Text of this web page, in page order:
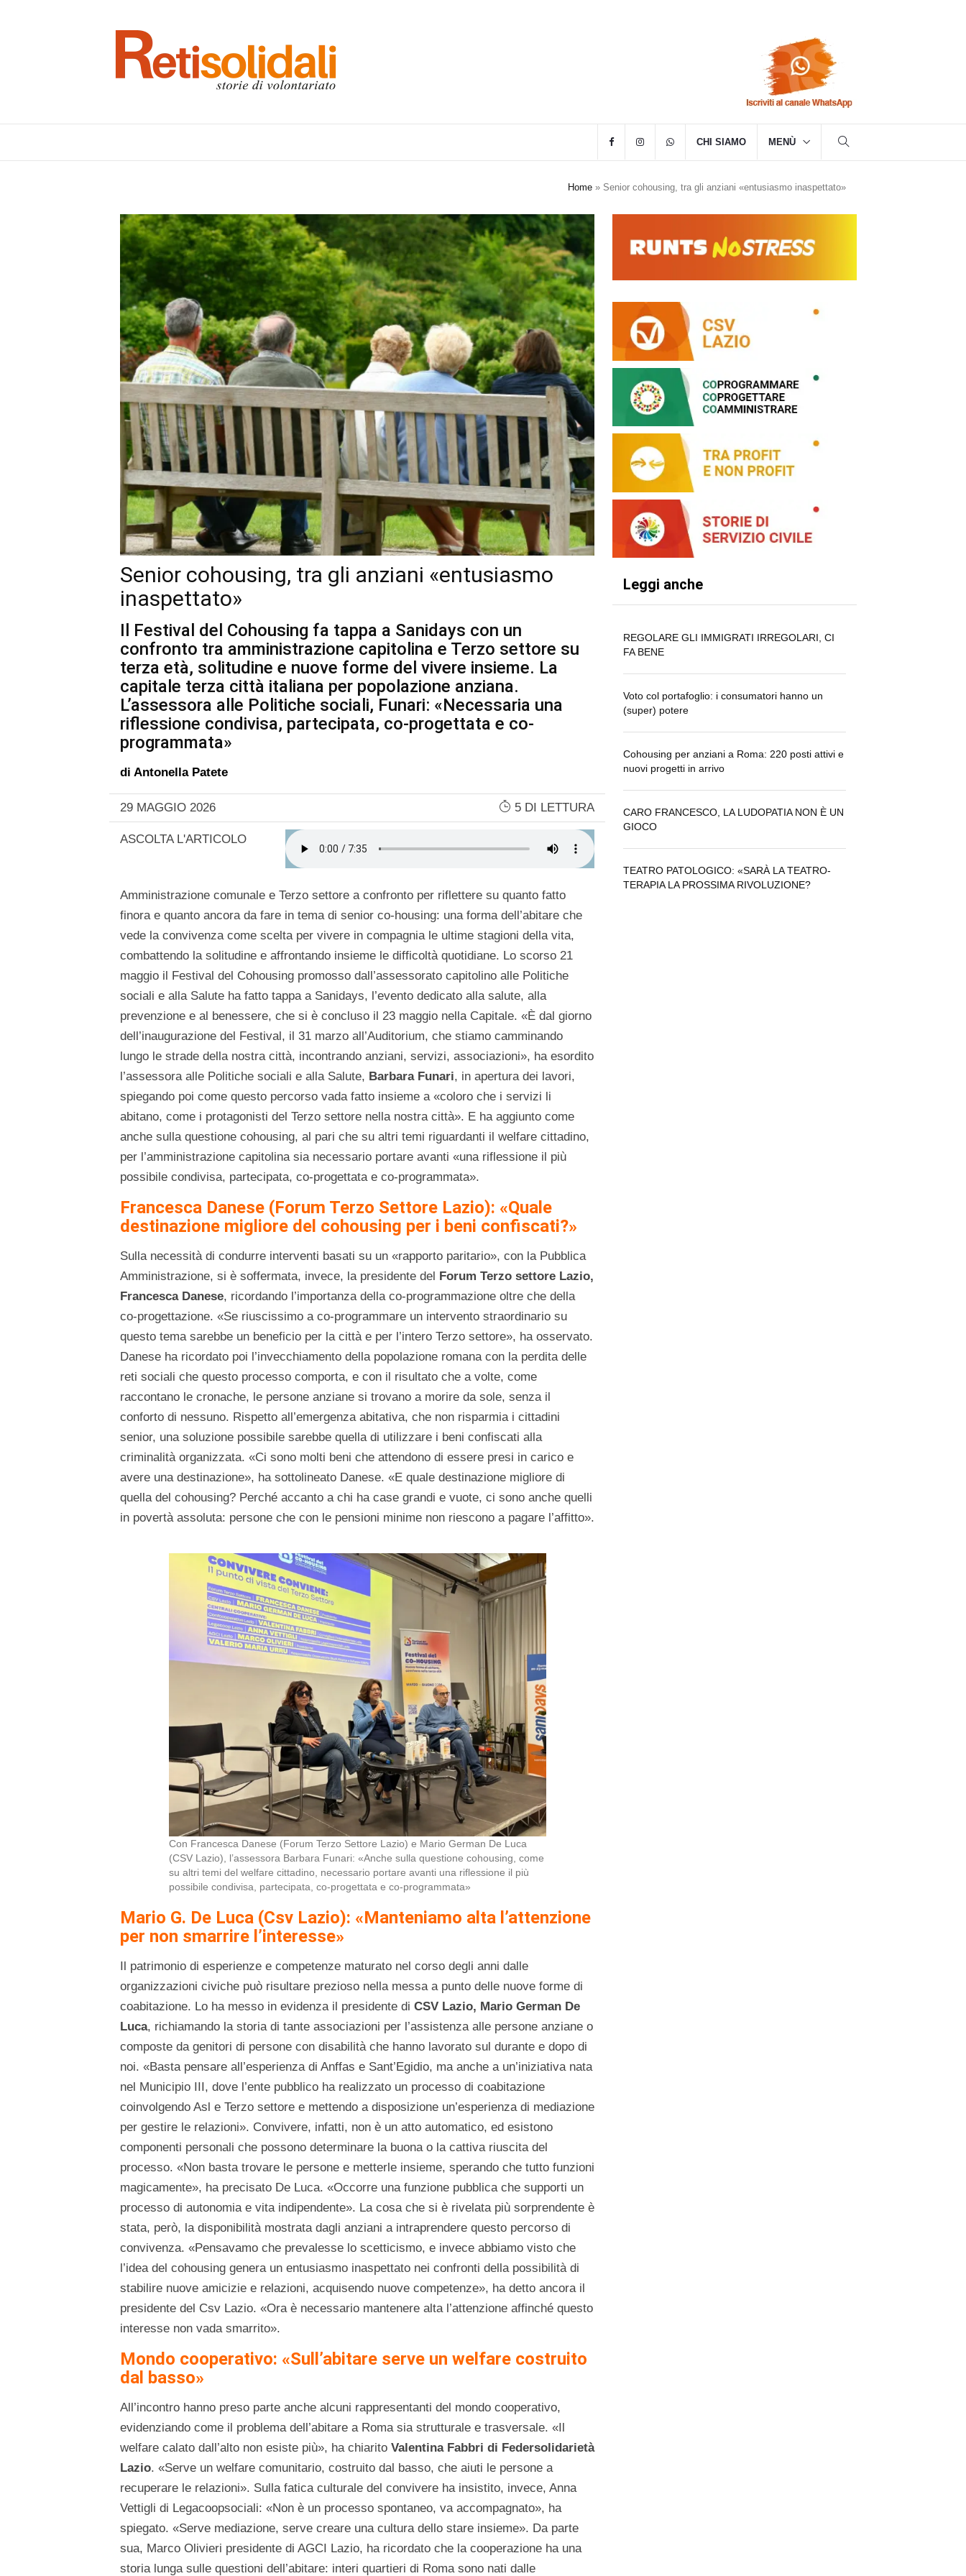
CHI SIAMO MENÙ
Home » Senior cohousing, tra gli anziani «entusiasmo inaspettato»
Senior cohousing, tra gli anziani «entusiasmo
inaspettato»
Il Festival del Cohousing fa tappa a Sanidays con un
confronto tra amministrazione capitolina e Terzo settore su
terza età, solitudine e nuove forme del vivere insieme. La
capitale terza città italiana per popolazione anziana.
L’assessora alle Politiche sociali, Funari: «Necessaria una
riflessione condivisa, partecipata, co-progettata e co-
programmata»
di Antonella Patete
29 MAGGIO 2026 5 DI LETTURA
ASCOLTA L'ARTICOLO
Amministrazione comunale e Terzo settore a confronto per riflettere su quanto fatto
finora e quanto ancora da fare in tema di senior co-housing: una forma dell’abitare che
vede la convivenza come scelta per vivere in compagnia le ultime stagioni della vita,
combattendo la solitudine e affrontando insieme le difficoltà quotidiane. Lo scorso 21
maggio il Festival del Cohousing promosso dall’assessorato capitolino alle Politiche
sociali e alla Salute ha fatto tappa a Sanidays, l’evento dedicato alla salute, alla
prevenzione e al benessere, che si è concluso il 23 maggio nella Capitale. «È dal giorno
dell’inaugurazione del Festival, il 31 marzo all’Auditorium, che stiamo camminando
lungo le strade della nostra città, incontrando anziani, servizi, associazioni», ha esordito
l’assessora alle Politiche sociali e alla Salute, Barbara Funari, in apertura dei lavori,
spiegando poi come questo percorso vada fatto insieme a «coloro che i servizi li
abitano, come i protagonisti del Terzo settore nella nostra città». E ha aggiunto come
anche sulla questione cohousing, al pari che su altri temi riguardanti il welfare cittadino,
per l’amministrazione capitolina sia necessario portare avanti «una riflessione il più
possibile condivisa, partecipata, co-progettata e co-programmata».
Francesca Danese (Forum Terzo Settore Lazio): «Quale
destinazione migliore del cohousing per i beni confiscati?»
Sulla necessità di condurre interventi basati su un «rapporto paritario», con la Pubblica
Amministrazione, si è soffermata, invece, la presidente del Forum Terzo settore Lazio,
Francesca Danese, ricordando l’importanza della co-programmazione oltre che della
co-progettazione. «Se riuscissimo a co-programmare un intervento straordinario su
questo tema sarebbe un beneficio per la città e per l’intero Terzo settore», ha osservato.
Danese ha ricordato poi l’invecchiamento della popolazione romana con la perdita delle
reti sociali che questo processo comporta, e con il risultato che a volte, come
raccontano le cronache, le persone anziane si trovano a morire da sole, senza il
conforto di nessuno. Rispetto all’emergenza abitativa, che non risparmia i cittadini
senior, una soluzione possibile sarebbe quella di utilizzare i beni confiscati alla
criminalità organizzata. «Ci sono molti beni che attendono di essere presi in carico e
avere una destinazione», ha sottolineato Danese. «E quale destinazione migliore di
quella del cohousing? Perché accanto a chi ha case grandi e vuote, ci sono anche quelli
in povertà assoluta: persone che con le pensioni minime non riescono a pagare l’affitto».
Con Francesca Danese (Forum Terzo Settore Lazio) e Mario German De Luca
(CSV Lazio), l’assessora Barbara Funari: «Anche sulla questione cohousing, come
su altri temi del welfare cittadino, necessario portare avanti una riflessione il più
possibile condivisa, partecipata, co-progettata e co-programmata»
Mario G. De Luca (Csv Lazio): «Manteniamo alta l’attenzione
per non smarrire l’interesse»
Il patrimonio di esperienze e competenze maturato nel corso degli anni dalle
organizzazioni civiche può risultare prezioso nella messa a punto delle nuove forme di
coabitazione. Lo ha messo in evidenza il presidente di CSV Lazio, Mario German De
Luca, richiamando la storia di tante associazioni per l’assistenza alle persone anziane o
composte da genitori di persone con disabilità che hanno lavorato sul durante e dopo di
noi. «Basta pensare all’esperienza di Anffas e Sant’Egidio, ma anche a un’iniziativa nata
nel Municipio III, dove l’ente pubblico ha realizzato un processo di coabitazione
coinvolgendo Asl e Terzo settore e mettendo a disposizione un’esperienza di mediazione
per gestire le relazioni». Convivere, infatti, non è un atto automatico, ed esistono
componenti personali che possono determinare la buona o la cattiva riuscita del
processo. «Non basta trovare le persone e metterle insieme, sperando che tutto funzioni
magicamente», ha precisato De Luca. «Occorre una funzione pubblica che supporti un
processo di autonomia e vita indipendente». La cosa che si è rivelata più sorprendente è
stata, però, la disponibilità mostrata dagli anziani a intraprendere questo percorso di
convivenza. «Pensavamo che prevalesse lo scetticismo, e invece abbiamo visto che
l’idea del cohousing genera un entusiasmo inaspettato nei confronti della possibilità di
stabilire nuove amicizie e relazioni, acquisendo nuove competenze», ha detto ancora il
presidente del Csv Lazio. «Ora è necessario mantenere alta l’attenzione affinché questo
interesse non vada smarrito».
Mondo cooperativo: «Sull’abitare serve un welfare costruito
dal basso»
All’incontro hanno preso parte anche alcuni rappresentanti del mondo cooperativo,
evidenziando come il problema dell’abitare a Roma sia strutturale e trasversale. «Il
welfare calato dall’alto non esiste più», ha chiarito Valentina Fabbri di Federsolidarietà
Lazio. «Serve un welfare comunitario, costruito dal basso, che aiuti le persone a
recuperare le relazioni». Sulla fatica culturale del convivere ha insistito, invece, Anna
Vettigli di Legacoopsociali: «Non è un processo spontaneo, va accompagnato», ha
spiegato. «Serve mediazione, serve creare una cultura dello stare insieme». Da parte
sua, Marco Olivieri presidente di AGCI Lazio, ha ricordato che la cooperazione ha una
storia lunga sulle questioni dell’abitare: interi quartieri di Roma sono nati dalle
Leggi anche
REGOLARE GLI IMMIGRATI IRREGOLARI, CI
FA BENE
Voto col portafoglio: i consumatori hanno un
(super) potere
Cohousing per anziani a Roma: 220 posti attivi e
nuovi progetti in arrivo
CARO FRANCESCO, LA LUDOPATIA NON È UN
GIOCO
TEATRO PATOLOGICO: «SARÀ LA TEATRO-
TERAPIA LA PROSSIMA RIVOLUZIONE?